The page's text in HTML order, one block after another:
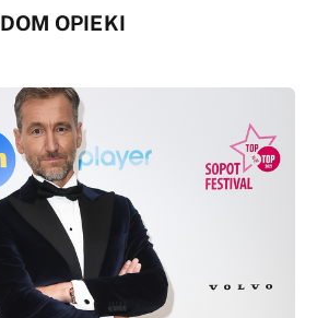
DOM OPIEKI